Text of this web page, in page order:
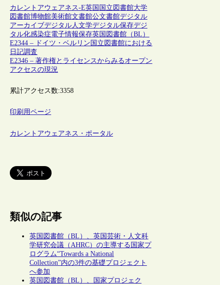
カレントアウェアネス-E英国 国立図書館大学
図書館博物館美術館文書館公文書館デジタル
アーカイブデジタル人文学デジタル保存デジ
タル化感染症電子情報保存英国図書館（BL）
E2344 – ドイツ・ベルリン国立図書館における
日記調査
E2346 – 著作権とライセンスからみるオープン
アクセスの現況
累計アクセス数:3358
印刷用ページ
カレントアウェアネス・ポータル
類似の記事
英国図書館（BL）、英国芸術・人文科
学研究会議（AHRC）の主導する国家プ
ログラム“Towards a National
Collection”内の3件の基礎プロジェクト
へ参加
英国図書館（BL）、国家プロジェク